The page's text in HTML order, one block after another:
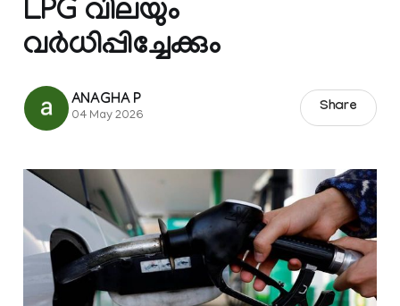
LPG വിലയും
വർധിപ്പിച്ചേക്കും
ANAGHA P
04 May 2026
Share